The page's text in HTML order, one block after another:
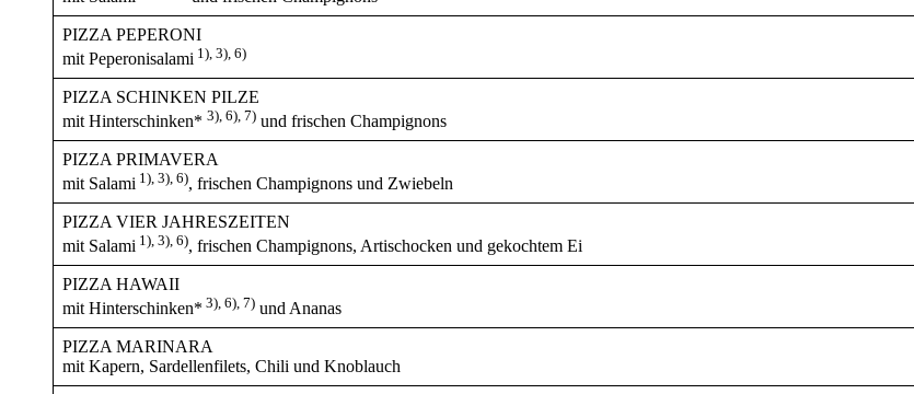
PIZZA PEPERONI
mit Peperonisalami 1), 3), 6)
PIZZA SCHINKEN PILZE
mit Hinterschinken* 3), 6), 7) und frischen Champignons
PIZZA PRIMAVERA
mit Salami 1), 3), 6), frischen Champignons und Zwiebeln
PIZZA VIER JAHRESZEITEN
mit Salami 1), 3), 6), frischen Champignons, Artischocken und gekochtem Ei
PIZZA HAWAII
mit Hinterschinken* 3), 6), 7) und Ananas
PIZZA MARINARA
mit Kapern, Sardellenfilets, Chili und Knoblauch